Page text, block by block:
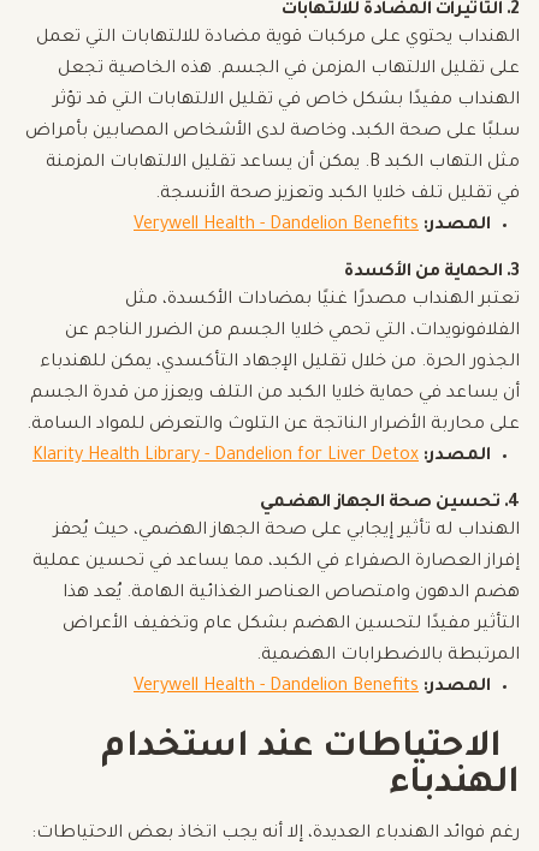
2. التأثيرات المضادة للالتهابات
الهنداب يحتوي على مركبات قوية مضادة للالتهابات التي تعمل
على تقليل الالتهاب المزمن في الجسم. هذه الخاصية تجعل
الهنداب مفيدًا بشكل خاص في تقليل الالتهابات التي قد تؤثر
سلبًا على صحة الكبد، وخاصة لدى الأشخاص المصابين بأمراض
مثل التهاب الكبد B. يمكن أن يساعد تقليل الالتهابات المزمنة
في تقليل تلف خلايا الكبد وتعزيز صحة الأنسجة.
المصدر: Verywell Health - Dandelion Benefits
3. الحماية من الأكسدة
تعتبر الهنداب مصدرًا غنيًا بمضادات الأكسدة، مثل
الفلافونويدات، التي تحمي خلايا الجسم من الضرر الناجم عن
الجذور الحرة. من خلال تقليل الإجهاد التأكسدي، يمكن للهندباء
أن يساعد في حماية خلايا الكبد من التلف ويعزز من قدرة الجسم
على محاربة الأضرار الناتجة عن التلوث والتعرض للمواد السامة.
المصدر: Klarity Health Library - Dandelion for Liver Detox
4. تحسين صحة الجهاز الهضمي
الهنداب له تأثير إيجابي على صحة الجهاز الهضمي، حيث يُحفز
إفراز العصارة الصفراء في الكبد، مما يساعد في تحسين عملية
هضم الدهون وامتصاص العناصر الغذائية الهامة. يُعد هذا
التأثير مفيدًا لتحسين الهضم بشكل عام وتخفيف الأعراض
المرتبطة بالاضطرابات الهضمية.
المصدر: Verywell Health - Dandelion Benefits
الاحتياطات عند استخدام
الهندباء
رغم فوائد الهندباء العديدة، إلا أنه يجب اتخاذ بعض الاحتياطات: